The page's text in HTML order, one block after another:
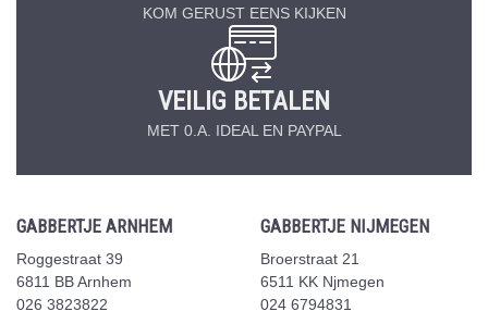
KOM GERUST EENS KIJKEN
VEILIG BETALEN
MET 0.A. IDEAL EN PAYPAL
GABBERTJE ARNHEM
Roggestraat 39
6811 BB Arnhem
026 3823822
GABBERTJE NIJMEGEN
Broerstraat 21
6511 KK Njmegen
024 6794831